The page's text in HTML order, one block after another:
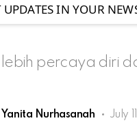
UPDATES IN YOUR
lebih percaya diri
Yanita Nurhasanah July